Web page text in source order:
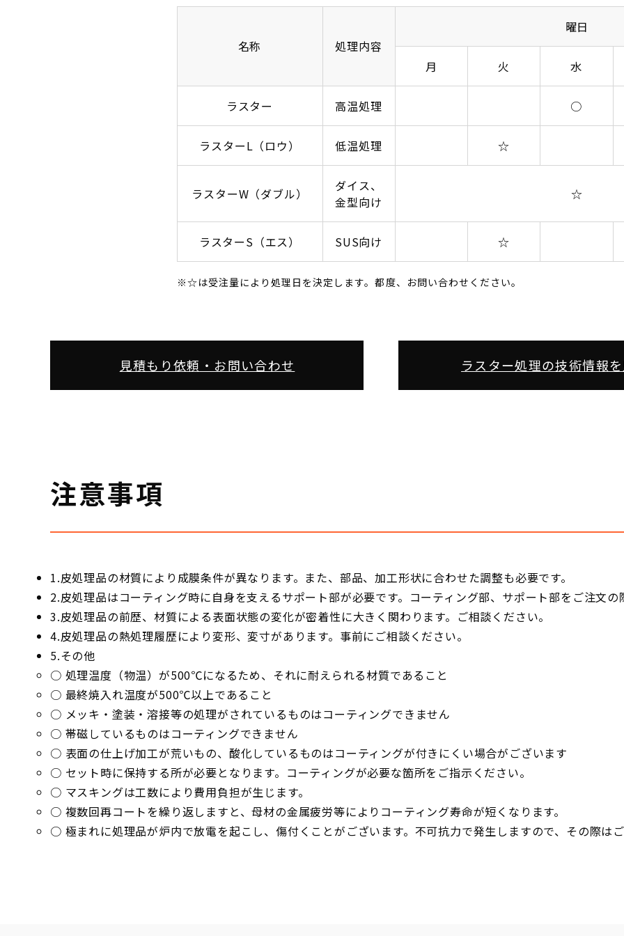
名称 処理内容
曜日
月 火 水
ラスター 高温処理 ○
ラスターL（ロウ） 低温処理 ☆
ラスターW（ダブル）
ダイス、
金型向け
☆
ラスターS（エス） SUS向け ☆
※☆は受注量により処理日を決定します。都度、お問い合わせください。
見積もり依頼・お問い合わせ ラスター処理の技術情報
注意事項
1.皮処理品の材質により成膜条件が異なります。また、部品、加工形状に合わせた調整も必要です。
2.皮処理品はコーティング時に自身を支えるサポート部が必要です。コーティング部、サポート部をご注文の
3.皮処理品の前歴、材質による表面状態の変化が密着性に大きく関わります。ご相談ください。
4.皮処理品の熱処理履歴により変形、変寸があります。事前にご相談ください。
5.その他
○ 処理温度（物温）が500℃になるため、それに耐えられる材質であること
○ 最終焼入れ温度が500℃以上であること
○ メッキ・塗装・溶接等の処理がされているものはコーティングできません
○ 帯磁しているものはコーティングできません
○ 表面の仕上げ加工が荒いもの、酸化しているものはコーティングが付きにくい場合がございます
○ セット時に保持する所が必要となります。コーティングが必要な箇所をご指示ください。
○ マスキングは工数により費用負担が生じます。
○ 複数回再コートを繰り返しますと、母材の金属疲労等によりコーティング寿命が短くなります。
○ 極まれに処理品が炉内で放電を起こし、傷付くことがございます。不可抗力で発生しますので、その際はご